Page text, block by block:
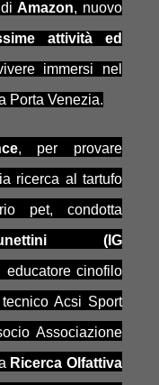
diAmazon, nuovo
attività ed
immersi nel
Porta Venezia.
, per provare
ricerca al tartufo
pet, condotta
(IG
educatore cinofilo
Acsi Sport
Associazione
Ricerca Olfattiva